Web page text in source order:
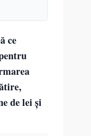
ce
de lei și